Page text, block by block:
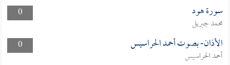
0
سورة هود
محمد جبريل
0
الأذان- بصوت أحمد الحراسيس
أحمد الحراسيس